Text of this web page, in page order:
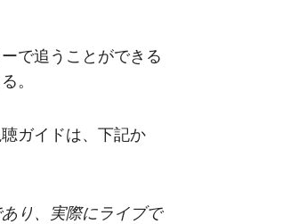
で追うことができる
。
ガイドは、下記か
り、実際にライブで